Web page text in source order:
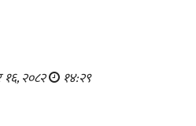
१६, २०८२ १४:२९